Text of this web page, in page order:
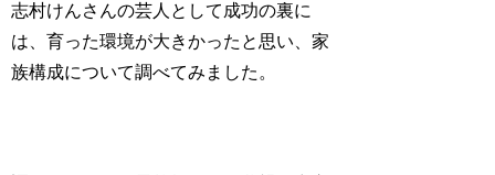
志村けんさんの芸人として成功の裏に
は、育った環境が大きかったと思い、家
族構成について調べてみました。